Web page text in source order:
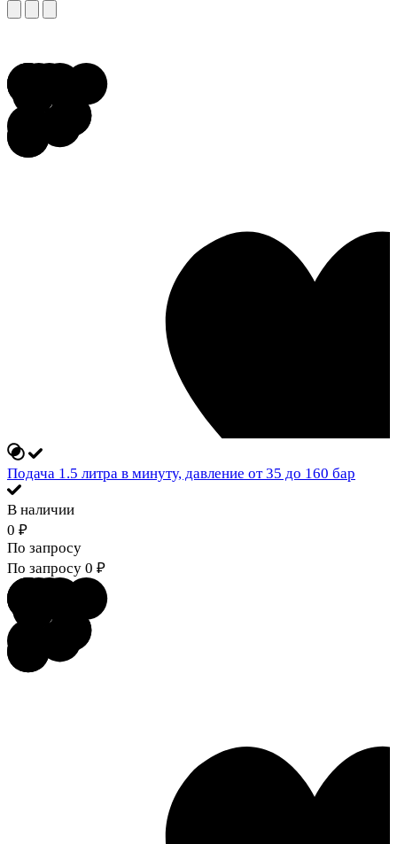
Подача 1.5 литра в минуту, давление от 35 до 160 бар
В наличии
0 ₽
По запросу
По запросу 0 ₽